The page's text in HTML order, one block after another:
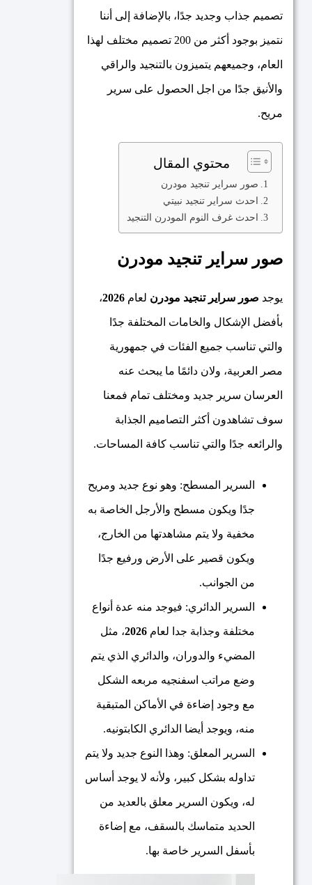
تصميم جذاب وجديد جدًا، بالإضافة إلى أننا
نتميز بوجود أكثر من 200 تصميم مختلف لهذا
العام، وجميعهم يتميزون بالتنجيد والراقي
والأنيق جدًا من اجل الحصول على سرير
مريح.
محتوي المقال
صور سراير تنجيد مودرن
احدث سراير تنجيد نبيتي
احدث غرف النوم المودرن التنجيد
صور سراير تنجيد مودرن
يوجد صور سراير تنجيد مودرن لعام 2026،
بأفضل الإشكال والخامات المختلفة جدًا
والتي تناسب جميع الفئات في جمهورية
مصر العربية، ولان دائمًا ما يبحث عنه
العرسان سرير جديد ومختلف تمام فمعنا
سوف تشاهدون أكثر التصاميم الجذابة
والرائعه جدًا والتي تناسب كافة المساحات.
السرير المسطح: وهو نوع جديد ومريح
جدًا ويكون مسطح والأرجل الخاصة به
مخفية ولا يتم مشاهدتها من الخارج،
ويكون قصير على الأرض ورفيع جدًا
من الجوانب.
السرير الدائري: فيوجد منه عدة أنواع
مختلفة وجذابة جدا لعام 2026، مثل
المضيء والدوران، والدائري الذي يتم
وضع مراتب اسفنجيه مربعه الشكل
مع وجود إضاءة في الأماكن المتبقية
منه، ويوجد أيضا الدائري الكابتونيه.
السرير المعلق: وهذا النوع جديد ولا يتم
تداوله بشكل كبير، ولأنه لا يوجد أساس
له، ويكون السرير معلق بالعديد من
الحديد متماسك بالسقف، مع إضاءة
بأسفل السرير خاصة بها.